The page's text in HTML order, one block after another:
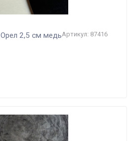
Орел 2,5 см медьАртикул: 87416